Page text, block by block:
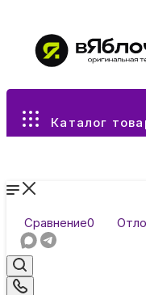
Каталог
Сравнение0
Все разделы каталога